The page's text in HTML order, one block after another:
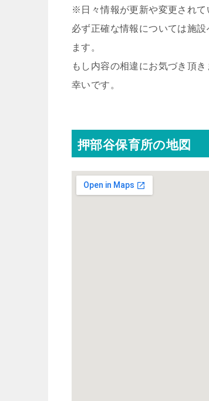
※日々情報が更新や変更されて
必ず正確な情報については施
ます。
もし内容の相違にお気づき頂
幸いです。
押部谷保育所の地図